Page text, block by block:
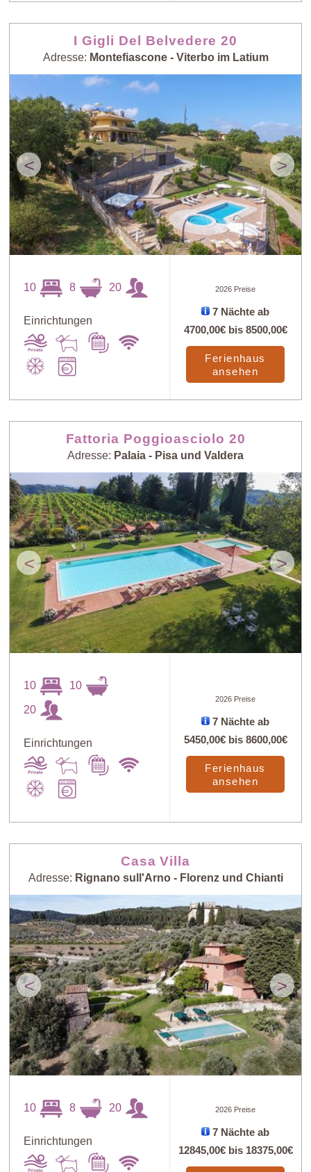
Preis: niedrig >
Personenzahl:
hoch > niedrig
Neueste Häuser
I Gigli Del Belvedere 20
Adresse: Montefiascone - Viterbo im Latium
< >
10 8 20
Einrichtungen
2026 Preise
7 Nächte ab
4700,00€bis 8500,00€
Ferienhaus
ansehen
Fattoria Poggioasciolo 20
Adresse: Palaia - Pisa und Valdera
< >
10 10
20
Einrichtungen
2026 Preise
7 Nächte ab
5450,00€bis 8600,00€
Ferienhaus
ansehen
Casa Villa
Adresse: Rignano sull'Arno - Florenz und Chianti
< >
10 8 20
Einrichtungen
2026 Preise
7 Nächte ab
12845,00€bis 18375,00€